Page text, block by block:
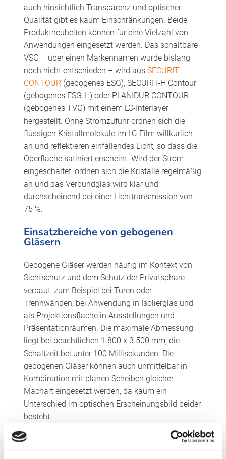
auch hinsichtlich Transparenz und optischer
Qualität gibt es kaum Einschränkungen. Beide
Produktneuheiten können für eine Vielzahl von
Anwendungen eingesetzt werden. Das schaltbare
VSG – über einen Markennamen wurde bislang
noch nicht entschieden – wird aus SECURIT
CONTOUR (gebogenes ESG), SECURIT-H Contour
(gebogenes ESG-H) oder PLANIDUR CONTOUR
(gebogenes TVG) mit einem LC-Interlayer
hergestellt. Ohne Stromzufuhr ordnen sich die
flüssigen Kristallmoleküle im LC-Film willkürlich
an und reflektieren einfallendes Licht, so dass die
Oberfläche satiniert erscheint. Wird der Strom
eingeschaltet, ordnen sich die Kristalle regelmäßig
an und das Verbundglas wird klar und
durchscheinend bei einer Lichttransmission von
75 %.
Einsatzbereiche von gebogenen
Gläsern
Gebogene Gläser werden häufig im Kontext von
Sichtschutz und dem Schutz der Privatsphäre
verbaut, zum Beispiel bei Türen oder
Trennwänden, bei Anwendung in Isolierglas und
als Projektionsfläche in Ausstellungen und
Präsentationräumen. Die maximale Abmessung
liegt bei beachtlichen 1.800 x 3.500 mm, die
Schaltzeit bei unter 100 Millisekunden. Die
gebogenen Gläser können auch unmittelbar in
Kombination mit planen Scheiben gleicher
Machart eingesetzt werden, da kaum ein
Unterschied im optischen Erscheinungsbild beider
besteht.
Herstellung smarter Bogengläser